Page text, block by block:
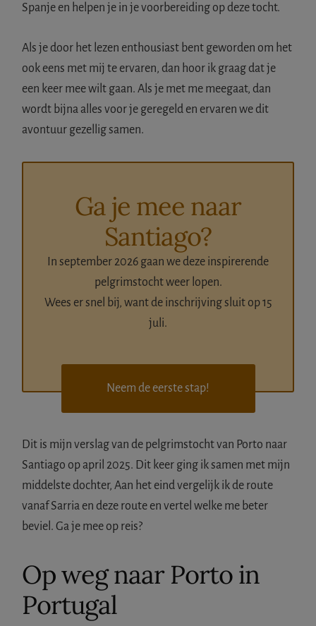
Spanje en helpen je in je voorbereiding op deze tocht.
Als je door het lezen enthousiast bent geworden om het
ook eens met mij te ervaren, dan hoor ik graag dat je
een keer mee wilt gaan. Als je met me meegaat, dan
wordt bijna alles voor je geregeld en ervaren we dit
avontuur gezellig samen.
Ga je mee naar
Santiago?
In september 2026 gaan we deze inspirerende
pelgrimstocht weer lopen.
Wees er snel bij, want de inschrijving sluit op 15
juli.
Neem de eerste stap!
Dit is mijn verslag van de pelgrimstocht van Porto naar
Santiago op april 2025. Dit keer ging ik samen met mijn
middelste dochter, Aan het eind vergelijk ik de route
vanaf Sarria en deze route en vertel welke me beter
beviel. Ga je mee op reis?
Op weg naar Porto in
Portugal